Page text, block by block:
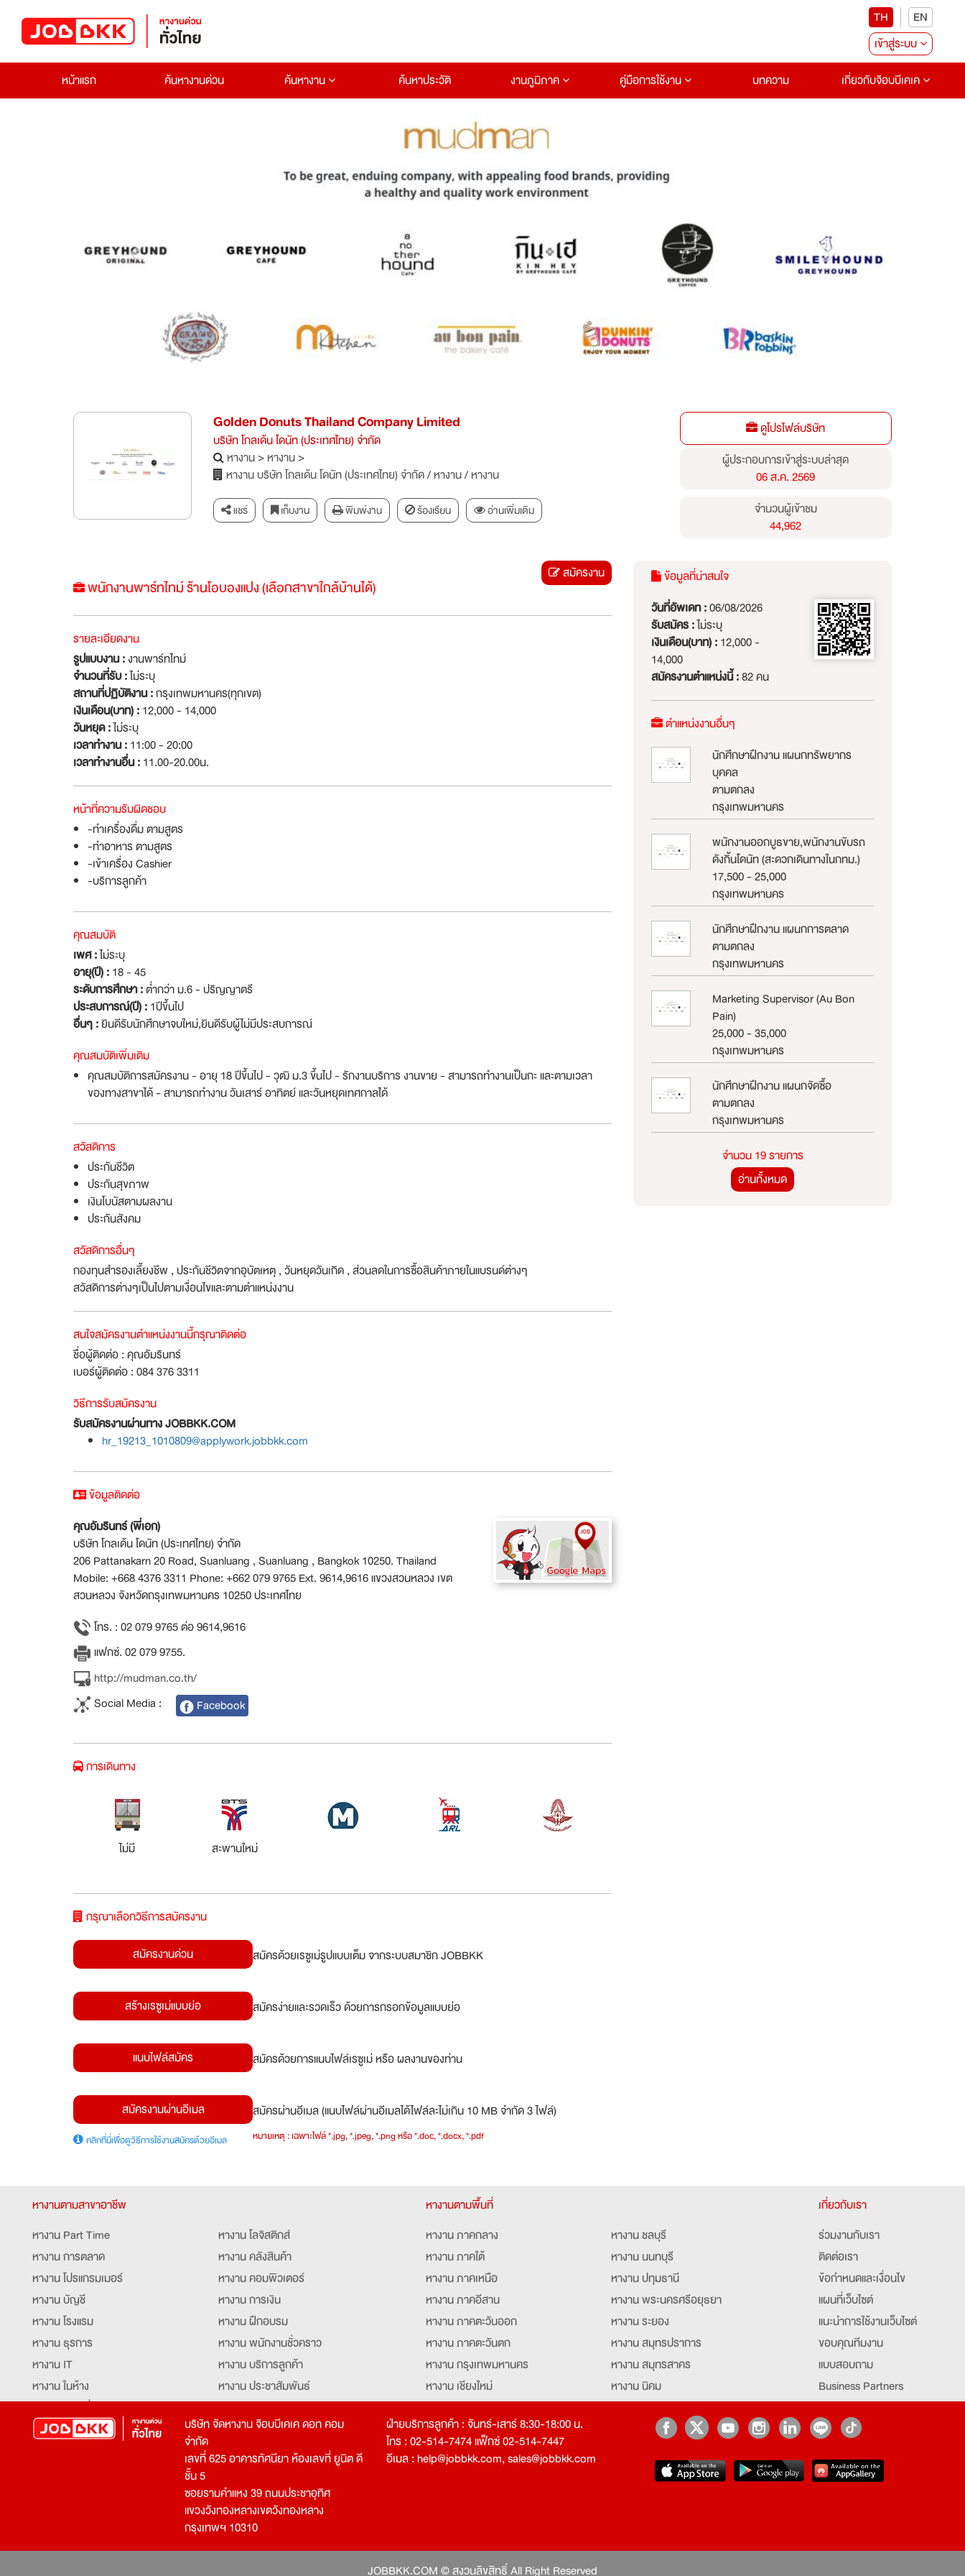
TH
EN
เข้าสู่ระบบ
หน้าแรก
ค้นหางานด่วน ค้นหางาน ค้นหาประวัติ งานภูมิภาค คู่มือการใช้งาน บทความ เกี่ยวกับจ๊อบบีเคเค
Golden Donuts Thailand Company Limited
บริษัท โกลเด้น โดนัท (ประเทศไทย) จำกัด
หางาน>หางาน>
หางาน บริษัท โกลเด้น โดนัท (ประเทศไทย) จำกัด/หางาน/หางาน
แชร์ เก็บงาน พิมพ์งาน ร้องเรียน อ่านเพิ่มเติม
ดูโปรไฟล์บริษัท
ผู้ประกอบการเข้าสู่ระบบล่าสุด
06 ส.ค. 2569
จำนวนผู้เข้าชม
44,962
พนักงานพาร์ทไทม์ ร้านโอบองแปง (เลือกสาขาใกล้บ้านได้)
สมัครงาน
รายละเอียดงาน
รูปแบบงาน :งานพาร์ทไทม์
จำนวนที่รับ :ไม่ระบุ
สถานที่ปฏิบัติงาน :กรุงเทพมหานคร(ทุกเขต)
เงินเดือน(บาท) :12,000 - 14,000
วันหยุด :ไม่ระบุ
เวลาทำงาน :11:00 - 20:00
เวลาทำงานอื่น :11.00-20.00น.
หน้าที่ความรับผิดชอบ
-ทำเครื่องดื่ม ตามสูตร
-ทำอาหาร ตามสูตร
-เข้าเครื่อง Cashier
-บริการลูกค้า
คุณสมบัติ
เพศ :ไม่ระบุ
อายุ(ปี) :18 - 45
ระดับการศึกษา :ต่ำกว่า ม.6 - ปริญญาตรี
ประสบการณ์(ปี) :1ปีขึ้นไป
อื่นๆ :ยินดีรับนักศึกษาจบใหม่,ยินดีรับผู้ไม่มีประสบการณ์
คุณสมบัติเพิ่มเติม
คุณสมบัติการสมัครงาน - อายุ 18 ปีขึ้นไป - วุฒิ ม.3 ขึ้นไป - รักงานบริการ งานขาย - สามารถทำงานเป็นกะ และตามเวลา
ของทางสาขาได้ - สามารถทำงาน วันเสาร์ อาทิตย์ และวันหยุดเทศกาลได้
สวัสดิการ
ประกันชีวิต
ประกันสุขภาพ
เงินโบนัสตามผลงาน
ประกันสังคม
สวัสดิการอื่นๆ
กองทุนสำรองเลี้ยงชีพ , ประกันชีวิตจากอุบัตเหตุ , วันหยุดวันเกิด , ส่วนลดในการซื้อสินค้าภายในแบรนด์ต่างๆ
สวัสดิการต่างๆเป็นไปตามเงื่อนไขและตามตำแหน่งงาน
สนใจสมัครงานตำแหน่งงานนี้กรุณาติดต่อ
ชื่อผู้ติดต่อ : คุณอัมรินทร์
เบอร์ผู้ติดต่อ : 084 376 3311
วิธีการรับสมัครงาน
รับสมัครงานผ่านทาง JOBBKK.COM
hr_19213_1010809@applywork.jobbkk.com
ข้อมูลที่น่าสนใจ
วันที่อัพเดท :06/08/2026
รับสมัคร :ไม่ระบุ
เงินเดือน(บาท) :12,000 -
14,000
สมัครงานตำแหน่งนี้ :82 คน
ตำแหน่งงานอื่นๆ
นักศึกษาฝึกงาน แผนกทรัพยากร
บุคคล
ตามตกลง
กรุงเทพมหานคร
พนักงานออกบูธขาย,พนักงานขับรถ
ดังกิ้นโดนัท (สะดวกเดินทางในกทม.)
17,500 - 25,000
กรุงเทพมหานคร
นักศึกษาฝึกงาน แผนกการตลาด
ตามตกลง
กรุงเทพมหานคร
Marketing Supervisor (Au Bon
Pain)
25,000 - 35,000
กรุงเทพมหานคร
นักศึกษาฝึกงาน แผนกจัดซื้อ
ตามตกลง
กรุงเทพมหานคร
จำนวน 19 รายการ
อ่านทั้งหมด
ข้อมูลติดต่อ
คุณอัมรินทร์ (พี่เอก)
บริษัท โกลเด้น โดนัท (ประเทศไทย) จำกัด
206 Pattanakarn 20 Road, Suanluang , Suanluang , Bangkok 10250. Thailand
Mobile: +668 4376 3311 Phone: +662 079 9765 Ext. 9614,9616 แขวงสวนหลวง เขต
สวนหลวง จังหวัดกรุงเทพมหานคร 10250 ประเทศไทย
โทร. : 02 079 9765 ต่อ 9614,9616
แฟกซ์. 02 079 9755.
http://mudman.co.th/
Social Media :
Facebook
การเดินทาง
ไม่มี สะพานใหม่
กรุณาเลือกวิธีการสมัครงาน
สมัครงานด่วน
สมัครด้วยเรซูเม่รูปแบบเต็ม จากระบบสมาชิก JOBBKK
สร้างเรซูเม่แบบย่อ สมัครง่ายและรวดเร็ว ด้วยการกรอกข้อมูลแบบย่อ
แนบไฟล์สมัคร สมัครด้วยการแนบไฟล์เรซูเม่ หรือ ผลงานของท่าน
สมัครงานผ่านอีเมล
คลิกที่นี่เพื่อดูวิธีการใช้งานสมัครด้วยอีเมล
สมัครผ่านอีเมล (แนบไฟล์ผ่านอีเมลได้ไฟล์ละไม่เกิน 10 MB จำกัด 3 ไฟล์)
หมายเหตุ : เฉพาะไฟล์ *.jpg, *.jpeg, *.png หรือ *.doc, *.docx, *.pdf
หางานตามสาขาอาชีพ
หางาน Part Time
หางาน การตลาด
หางาน โปรแกรมเมอร์
หางาน บัญชี
หางาน โรงแรม
หางาน ธุรการ
หางาน IT
หางาน ในห้าง
หางาน จัดซื้อ
หางาน เจ้าหน้าที่รักษาความปลอดภัย
หางาน โลจิสติกส์
หางาน คลังสินค้า
หางาน คอมพิวเตอร์
หางาน การเงิน
หางาน ฝึกอบรม
หางาน พนักงานชั่วคราว
หางาน บริการลูกค้า
หางาน ประชาสัมพันธ์
หางาน ประสานงาน
หางาน จองตั๋ว
หางาน กุ๊ก
หางาน นักศึกษาฝึกงาน
หางาน Mobile Application
Developer
หางานตามพื้นที่
หางาน ภาคกลาง
หางาน ภาคใต้
หางาน ภาคเหนือ
หางาน ภาคอีสาน
หางาน ภาคตะวันออก
หางาน ภาคตะวันตก
หางาน กรุงเทพมหานคร
หางาน เชียงใหม่
หางาน ชลบุรี
หางาน นนทบุรี
หางาน ปทุมธานี
หางาน พระนครศรีอยุธยา
หางาน ระยอง
หางาน สมุทรปราการ
หางาน สมุทรสาคร
หางาน นิคม
เกี่ยวกับเรา
ร่วมงานกับเรา
ติดต่อเรา
ข้อกำหนดและเงื่อนไข
แผนที่เว็บไซต์
แนะนำการใช้งานเว็บไซต์
ขอบคุณทีมงาน
แบบสอบถาม
Business Partners
Job Index
job
บริษัท จัดหางาน จ๊อบบีเคเค ดอท คอม
จำกัด
เลขที่ 625 อาคารทัศนียา ห้องเลขที่ ยูนิต ดี
ชั้น 5
ซอยรามคำแหง 39 ถนนประชาอุทิศ
แขวงวังทองหลางเขตวังทองหลาง
กรุงเทพฯ 10310
ฝ่ายบริการลูกค้า : จันทร์-เสาร์ 8:30-18:00 น.
โทร : 02-514-7474 แฟ็กซ์ 02-514-7447
อีเมล : help@jobbkk.com,sales@jobbkk.com
JOBBKK.COM © สงวนลิขสิทธิ์ All Right Reserved